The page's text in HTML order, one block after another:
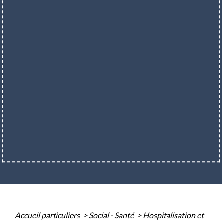
Accueil particuliers > Social - Santé > Hospitalisation et